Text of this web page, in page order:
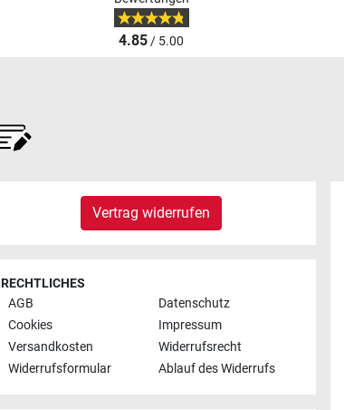
4.85/ 5.00
Vertrag widerrufen
RECHTLICHES
AGB
Datenschutz
Cookies
Impressum
Versandkosten
Widerrufsrecht
Widerrufsformular
Ablauf des Widerrufs